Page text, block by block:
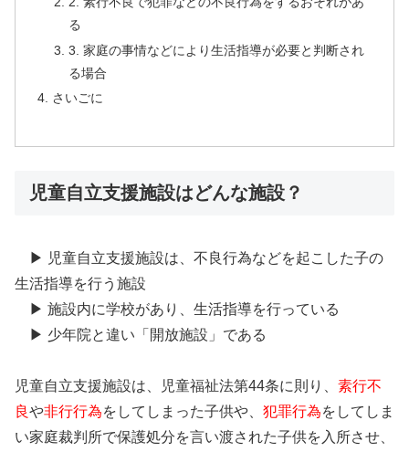
る
3. 家庭の事情などにより生活指導が必要と判断され
る場合
さいごに
児童自立支援施設はどんな施設？
▶ 児童自立支援施設は、不良行為などを起こした子の
生活指導を行う施設
▶ 施設内に学校があり、生活指導を行っている
▶ 少年院と違い「開放施設」である
児童自立支援施設は、児童福祉法第44条に則り、 素行不
良や非行行為をしてしまった子供や、 犯罪行為をしてしま
い家庭裁判所で保護処分を言い渡された子供を入所させ、